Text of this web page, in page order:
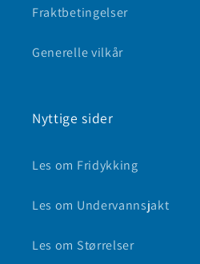
Fraktbetingelser
Generelle vilkår
Nyttige sider
Les om Fridykking
Les om Undervannsjakt
Les om Størrelser